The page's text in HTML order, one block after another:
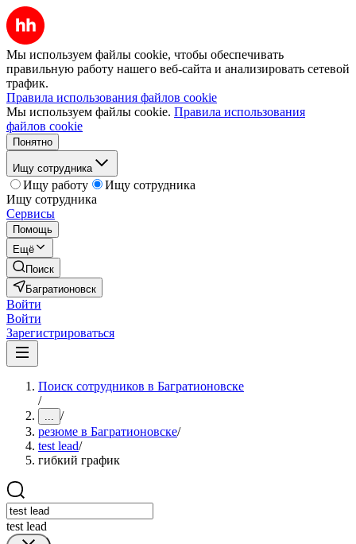
Мы используем файлы cookie, чтобы обеспечивать
правильную работу нашего веб-сайта и анализировать сетевой
трафик.
Правила использования файлов cookie
Мы используем файлы cookie. Правила использования
файлов cookie
Понятно
Ищу сотрудника
Ищу работу
Ищу сотрудника
Ищу сотрудника
Сервисы
Помощь
Ещё
Поиск
Багратионовск
Войти
Войти
Зарегистрироваться
Поиск сотрудников в Багратионовске
/
... /
резюме в Багратионовске/
test lead/
гибкий график
test lead